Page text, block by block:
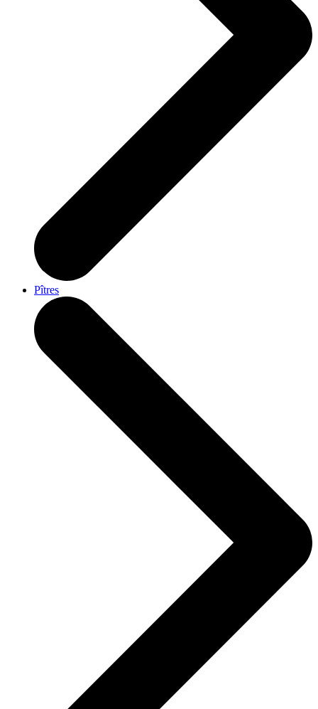
Pîtres